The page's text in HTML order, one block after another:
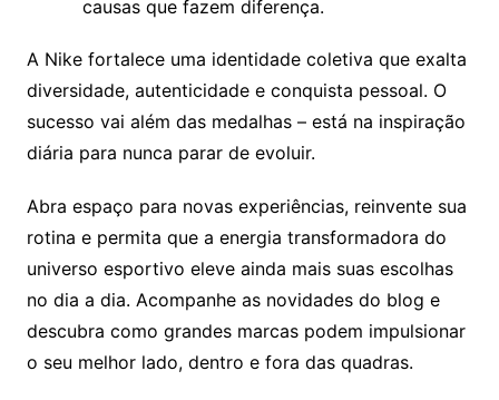
causas que fazem diferença.
A Nike fortalece uma identidade coletiva que exalta
diversidade, autenticidade e conquista pessoal. O
sucesso vai além das medalhas – está na inspiração
diária para nunca parar de evoluir.
Abra espaço para novas experiências, reinvente sua
rotina e permita que a energia transformadora do
universo esportivo eleve ainda mais suas escolhas
no dia a dia. Acompanhe as novidades do blog e
descubra como grandes marcas podem impulsionar
o seu melhor lado, dentro e fora das quadras.